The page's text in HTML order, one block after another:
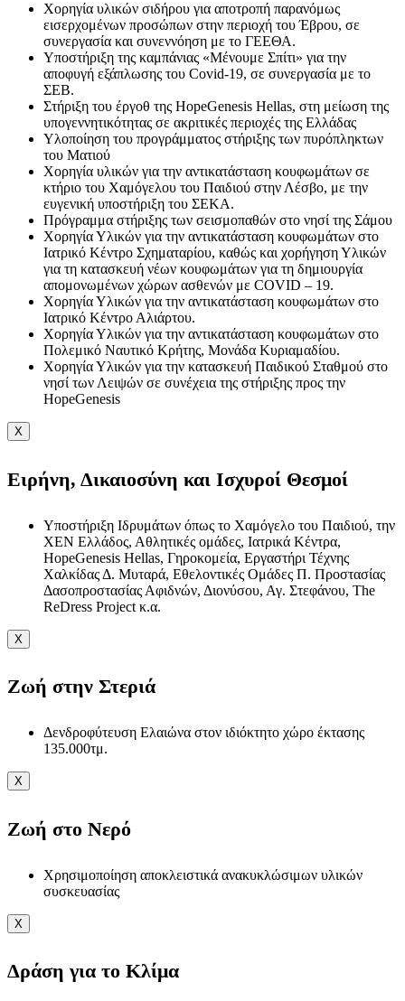
Χορηγία υλικών σιδήρου για αποτροπή παρανόμως
εισερχομένων προσώπων στην περιοχή του Έβρου, σε
συνεργασία και συνεννόηση με το ΓΕΕΘΑ.
Υποστήριξη της καμπάνιας «Μένουμε Σπίτι» για την
αποφυγή εξάπλωσης του Covid-19, σε συνεργασία με το
ΣΕΒ.
Στήριξη του έργοθ της HopeGenesis Hellas, στη μείωση της
υπογεννητικότητας σε ακριτικές περιοχές της Ελλάδας
Υλοποίηση του προγράμματος στήριξης των πυρόπληκτων
του Ματιού
Χορηγία υλικών για την αντικατάσταση κουφωμάτων σε
κτήριο του Χαμόγελου του Παιδιού στην Λέσβο, με την
ευγενική υποστήριξη του ΣΕΚΑ.
Πρόγραμμα στήριξης των σεισμοπαθών στο νησί της Σάμου
Χορηγία Υλικών για την αντικατάσταση κουφωμάτων στο
Ιατρικό Κέντρο Σχηματαρίου, καθώς και χορήγηση Υλικών
για τη κατασκευή νέων κουφωμάτων για τη δημιουργία
απομονωμένων χώρων ασθενών με COVID – 19.
Χορηγία Υλικών για την αντικατάσταση κουφωμάτων στο
Ιατρικό Κέντρο Αλιάρτου.
Χορηγία Υλικών για την αντικατάσταση κουφωμάτων στο
Πολεμικό Ναυτικό Κρήτης, Μονάδα Κυριαμαδίου.
Χορηγία Υλικών για την κατασκευή Παιδικού Σταθμού στο
νησί των Λειψών σε συνέχεια της στήριξης προς την
HopeGenesis
X
Ειρήνη, Δικαιοσύνη και Ισχυροί Θεσμοί
Υποστήριξη Ιδρυμάτων όπως το Χαμόγελο του Παιδιού, την
ΧΕΝ Ελλάδος, Αθλητικές ομάδες, Ιατρικά Κέντρα,
HopeGenesis Hellas, Γηροκομεία, Εργαστήρι Τέχνης
Χαλκίδας Δ. Μυταρά, Εθελοντικές Ομάδες Π. Προστασίας
Δασοπροστασίας Αφιδνών, Διονύσου, Αγ. Στεφάνου, The
ReDress Project κ.α.
X
Ζωή στην Στεριά
Δενδροφύτευση Ελαιώνα στον ιδιόκτητο χώρο έκτασης
135.000τμ.
X
Ζωή στο Νερό
Χρησιμοποίηση αποκλειστικά ανακυκλώσιμων υλικών
συσκευασίας
X
Δράση για το Κλίμα